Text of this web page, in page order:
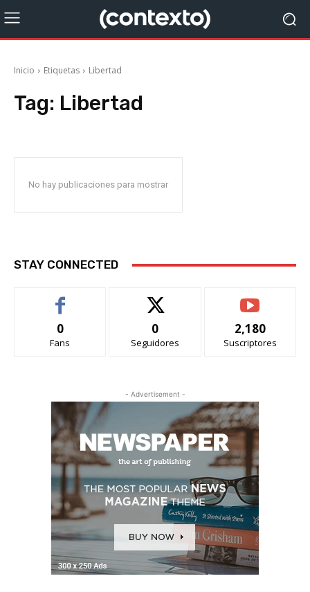
Inicio Etiquetas Libertad
Tag: Libertad
No hay publicaciones para mostrar
STAY CONNECTED
0
Fans
0
Seguidores
2,180
Suscriptores
- Advertisement -